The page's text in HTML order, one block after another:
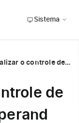
Sistema
Como realizar o controle de produção com o Operand
de